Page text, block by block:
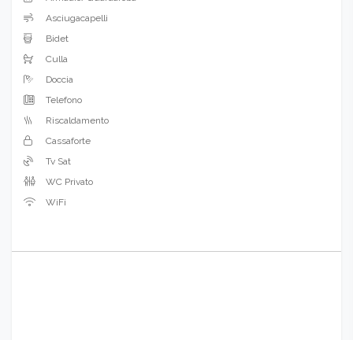
Asciugacapelli
Bidet
Culla
Doccia
Telefono
Riscaldamento
Cassaforte
Tv Sat
WC Privato
WiFi